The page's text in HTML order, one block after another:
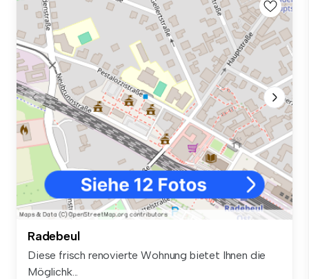
Radebeul
Diese frisch renovierte Wohnung bietet Ihnen die
Möglichk...